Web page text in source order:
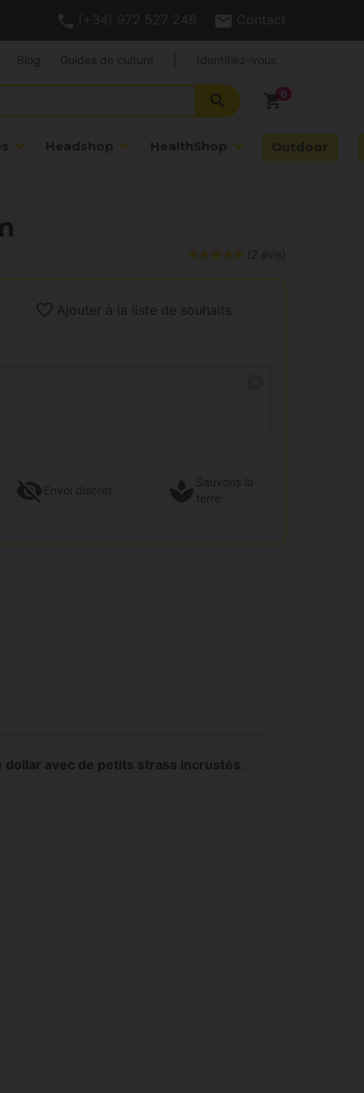
(+34) 972 527 248 Contact
shopping_cart
search
Headshop HealthShop Outdoor
Blog Guides de culture Identifiez-vous
(2 avis)
Ajouter à la liste de souhaits
Envoi discret
Sauvons la
terre
dollar avec de petits strass incrustés